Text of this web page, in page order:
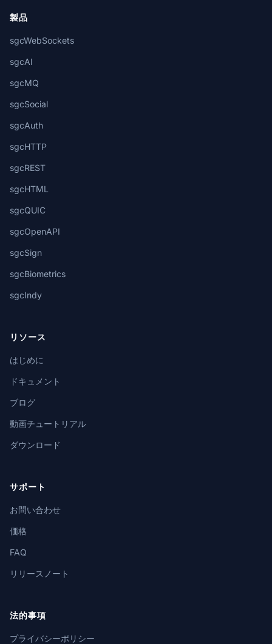
製品
sgcWebSockets
sgcAI
sgcMQ
sgcSocial
sgcAuth
sgcHTTP
sgcREST
sgcHTML
sgcQUIC
sgcOpenAPI
sgcSign
sgcBiometrics
sgcIndy
リソース
はじめに
ドキュメント
ブログ
動画チュートリアル
ダウンロード
サポート
お問い合わせ
価格
FAQ
リリースノート
法的事項
プライバシーポリシー